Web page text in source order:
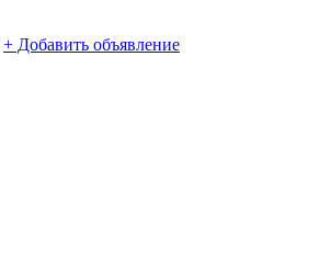
+ Добавить объявление